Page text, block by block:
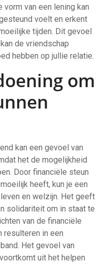
vorm van een lening kan
voelt en erkent
tijden. Dit gevoel
de vriendschap
hebben op jullie relatie.
om
kan een gevoel van
het de mogelijkheid
Door financiële steun
heeft, kun je een
en welzijn. Het geeft
solidariteit om in staat te
van de financiële
resulteren in een
Het gevoel van
uit het helpen